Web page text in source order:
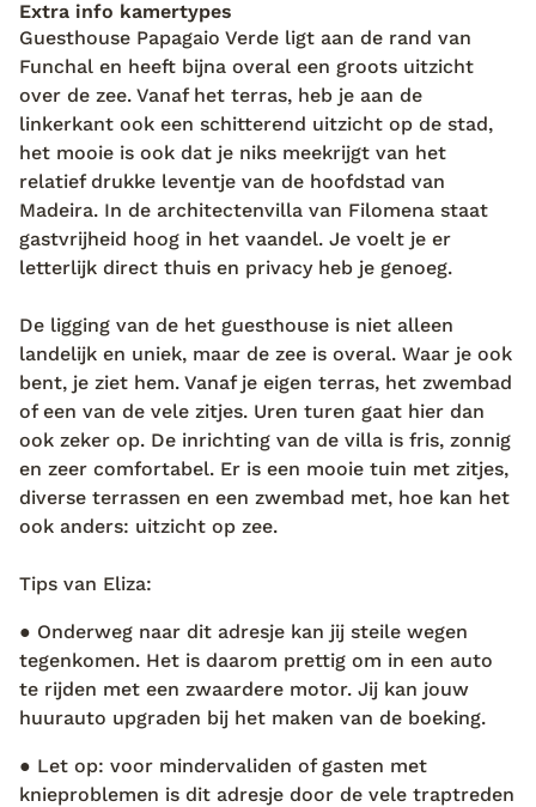
bloeiende tuin met de beste vergezichten op de
hoofdstad Funchal en dat oneindigende,
azuurblauwe water... "Dit wil je toch niet voor jezelf
houden!" en ze maakt nog net geen buiging voor
haar grote trots. Filomena woonde jaren in dit huis
met man en gezin. Maar de kinderen groeiden op,
haar man moest vaak voor het werk de oversteek
maken naar het vaste land. "Mensen, reuring, plezier,
dat wilde ik hier door de ruimtes voelen stromen.
"En wat doe je dan? Dan zorg je voor comfortabele
in je zonnige kamer met genoeg vensters om door
naar buiten te kijken, maak je een verfrissende duik
in het zwembad en geniet je van een heerlijk ontbijt
in de woonkamer, waar de twee katten en de
honden rustig op de veranda liggen te slapen." "Die
moeten buiten blijven", zegt ze, want alleen de
katten mogen naar binnen. Het is een mooi beeld
voor hier: iedereen is welkom, hoe meer zielen, hoe
sluiten Filomena en ik mijn eerste dag hier af. En
horizon. Even later zeg ik de sterrenhemel gedag en
maak een buiging. Ik voel me een toneelspeelster die
lachend het toneel verlaat op weg naar haar bed in
het huis van de verbeelding...
Extra info kamertypes
Guesthouse Papagaio Verde ligt aan de rand van
Funchal en heeft bijna overal een groots uitzicht
over de zee. Vanaf het terras, heb je aan de
linkerkant ook een schitterend uitzicht op de stad,
het mooie is ook dat je niks meekrijgt van het
relatief drukke leventje van de hoofdstad van
Madeira. In de architectenvilla van Filomena staat
gastvrijheid hoog in het vaandel. Je voelt je er
letterlijk direct thuis en privacy heb je genoeg.
De ligging van de het guesthouse is niet alleen
landelijk en uniek, maar de zee is overal. Waar je ook
bent, je ziet hem. Vanaf je eigen terras, het zwembad
of een van de vele zitjes. Uren turen gaat hier dan
ook zeker op. De inrichting van de villa is fris, zonnig
en zeer comfortabel. Er is een mooie tuin met zitjes,
diverse terrassen en een zwembad met, hoe kan het
ook anders: uitzicht op zee.
Tips van Eliza:
● Onderweg naar dit adresje kan jij steile wegen
tegenkomen. Het is daarom prettig om in een auto
te rijden met een zwaardere motor. Jij kan jouw
huurauto upgraden bij het maken van de boeking.
● Let op: voor mindervaliden of gasten met
knieproblemen is dit adresje door de vele traptreden